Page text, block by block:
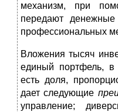
механизм, при
передают
профессиональных
Вложения тысяч
единый портфель, в
есть доля,
дает следующие
управление;